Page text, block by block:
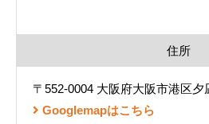
住所
〒552-0004 大阪府大阪市港区
Googlemapはこちら